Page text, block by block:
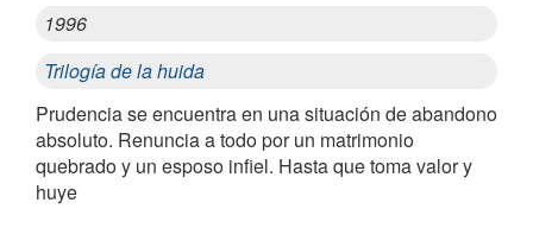
1996
Trilogía de la huida
Prudencia se encuentra en una situación de abandono
absoluto. Renuncia a todo por un matrimonio
quebrado y un esposo infiel. Hasta que toma valor y
huye